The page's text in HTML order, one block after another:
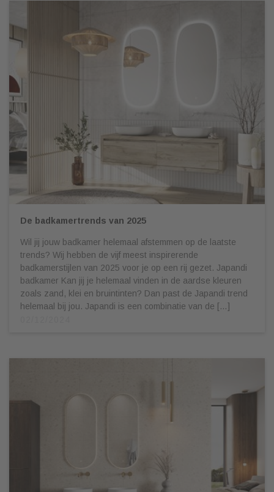
De badkamertrends van 2025
Wil jij jouw badkamer helemaal afstemmen op de laatste
trends? Wij hebben de vijf meest inspirerende
badkamerstijlen van 2025 voor je op een rij gezet. Japandi
badkamer Kan jij je helemaal vinden in de aardse kleuren
zoals zand, klei en bruintinten? Dan past de Japandi trend
helemaal bij jou. Japandi is een combinatie van de […]